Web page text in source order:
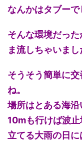
なんかはタブーで
そんな環境だっ
ま流しちゃいまし
そうそう簡単に
ね。
場所はとある海
10mも行けば波止
立てる大雨の日に